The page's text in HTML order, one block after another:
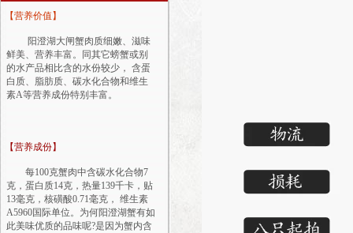
【营养价值】
阳澄湖大闸蟹肉质细嫩、滋味
鲜美、营养丰富。同其它螃蟹或别
的水产品相比含的水份较少， 含蛋
白质、脂肪质、碳水化合物和维生
素A等营养成份特别丰富。
【营养成份】
每100克蟹肉中含碳水化合物7
克，蛋白质14克，热量139千卡，贴
13毫克，核磺酸0.71毫克， 维生素
A5960国际单位。为何阳澄湖蟹有如
此美味优质的品味呢?是因为蟹内含